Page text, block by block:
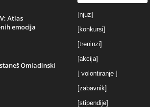
Atlas
emocija
Omladinski
[njuz]
[konkursi]
[treninzi]
[akcija]
[ volontiranje ]
[zabavnik]
[stipendije]